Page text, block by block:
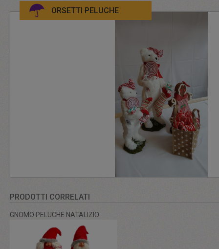
ORSETTI PELUCHE
PRODOTTI CORRELATI
GNOMO PELUCHE NATALIZIO